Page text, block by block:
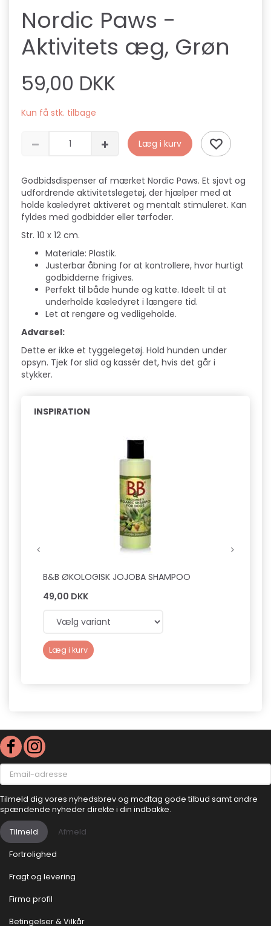
Nordic Paws -
Aktivitets æg, Grøn
59,00 DKK
Kun få stk. tilbage
Læg i kurv
Godbidsdispenser af mærket Nordic Paws. Et sjovt og
udfordrende aktivitetslegetøj, der hjælper med at
holde kæledyret aktiveret og mentalt stimuleret. Kan
fyldes med godbidder eller tørfoder.
Str. 10 x 12 cm.
Materiale: Plastik.
Justerbar åbning for at kontrollere, hvor hurtigt
godbidderne frigives.
Perfekt til både hunde og katte. Ideelt til at
underholde kæledyret i længere tid.
Let at rengøre og vedligeholde.
Advarsel:
Dette er ikke et tyggelegetøj. Hold hunden under
opsyn. Tjek for slid og kassér det, hvis det går i
stykker.
INSPIRATION
B&B ØKOLOGISK JOJOBA SHAMPOO
49,00 DKK
Læg i kurv
Email-
adresse
Tilmeld dig vores nyhedsbrev og modtag gode tilbud samt andre
spændende nyheder direkte i din indbakke.
Tilmeld Afmeld
Fortrolighed
Fragt og levering
Firma profil
Betingelser & Vilkår